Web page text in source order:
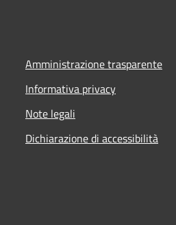
Amministrazione trasparente
Informativa privacy
Note legali
Dichiarazione di accessibilità